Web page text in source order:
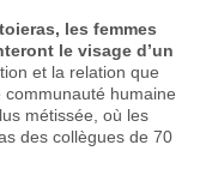
les femmes
le visage d’un
et la relation que
humaine
métissée, où les
des collègues de 70